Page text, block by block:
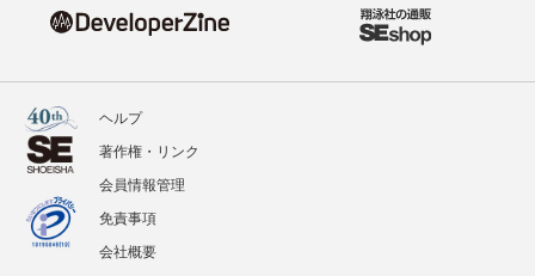
ヘルプ
著作権・リンク
会員情報管理
免責事項
会社概要